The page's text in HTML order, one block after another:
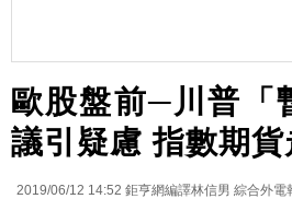
歐股盤前─川普「
議引疑慮 指數期貨
2019/06/12 14:52 鉅亨網編譯林信男 綜合外電